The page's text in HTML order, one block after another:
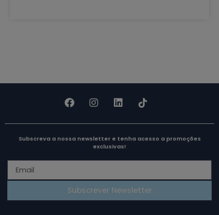
Subscreva a nossa newsletter e tenha acesso a promoções
exclusivas!
Subscrever Newsletter